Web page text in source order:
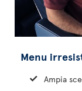
Menu
Ampia